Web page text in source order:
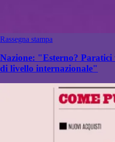
Rassegna stampa
Nazione: "Esterno?
di livello internazionale"